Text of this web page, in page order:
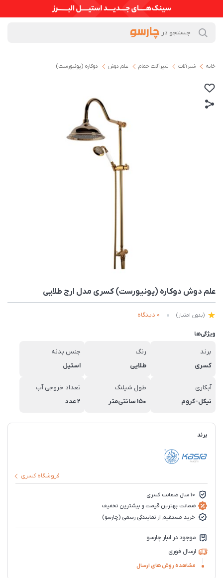
خانه شیرآلات شیرآلات حمام علم دوش دوکاره (یونیورست)
علم دوش دوکاره (یونیورست) کسری مدل ارج طلایی
(بدون امتیاز) 0 دیدگاه
ویژگی‌ها
برند
کسری
رنگ
طلایی
جنس بدنه
استیل
آبکاری
نیکل-کروم
طول شیلنگ
150 سانتی‌متر
تعداد خروجی آب
2 عدد
برند
فروشگاه کسری
10 سال ضمانت کسری
ضمانت بهترین قیمت و بیشترین تخفیف
خرید مستقیم از نمایندگی رسمی (چارسو)
موجود در انبار چارسو
ارسال فوری
مشاهده روش های ارسال